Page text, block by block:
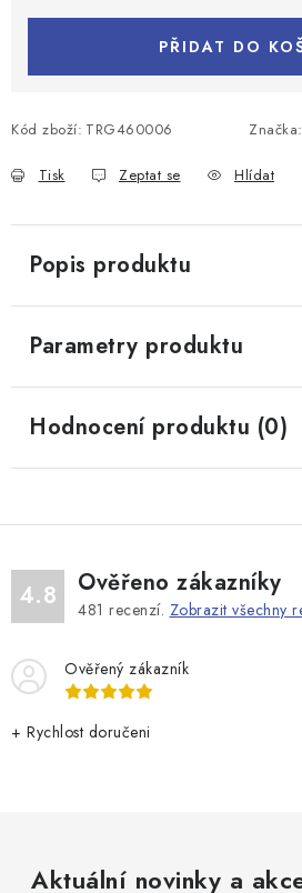
PŘIDAT DO
Kód zboží: TRG460006 Značka:
Tisk Zeptat se Hlídat
Popis produktu
Parametry produktu
Hodnocení produktu (0)
4.8 Ověřeno zákazníky
481 recenzí. Zobrazit všechny
Ověřený zákazník
+ Rychlost doručeni
Aktuální novinky a